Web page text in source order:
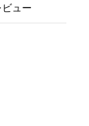
ビュー